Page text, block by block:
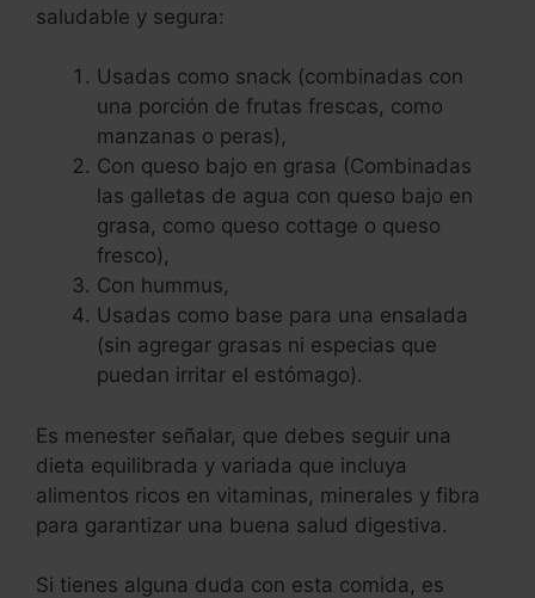
saludable y segura:
Usadas como snack (combinadas con
una porción de frutas frescas, como
manzanas o peras),
Con queso bajo en grasa (Combinadas
las galletas de agua con queso bajo en
grasa, como queso cottage o queso
fresco),
Con hummus,
Usadas como base para una ensalada
(sin agregar grasas ni especias que
puedan irritar el estómago).
Es menester señalar, que debes seguir una
dieta equilibrada y variada que incluya
alimentos ricos en vitaminas, minerales y fibra
para garantizar una buena salud digestiva.
Si tienes alguna duda con esta comida, es